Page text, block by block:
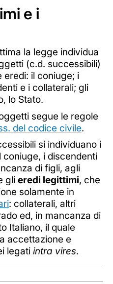
e i
la legge individua
(c.d. successibili)
il coniuge; i
e i collaterali; gli
lo Stato.
segue le regole
del codice civile.
si individuano i
coniuge, i discendenti
di figli, agli
gli eredi legittimi, che
solamente in
: collaterali, altri
ed, in mancanza di
Italiano, il quale
accettazione e
legati intra vires.